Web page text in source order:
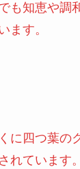
も知恵や調
ます。
に四つ葉の
れています